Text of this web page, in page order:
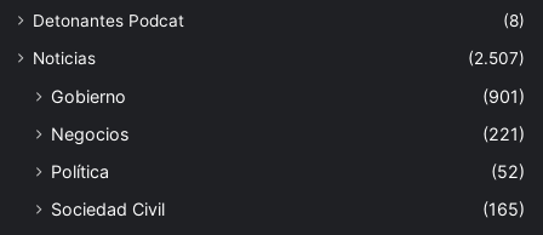
Detonantes Podcat
(8)
Noticias
(2.507)
Gobierno
(901)
Negocios
(221)
Política
(52)
Sociedad Civil
(165)